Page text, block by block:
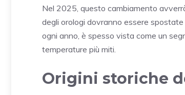
Nel 2025, questo cambiamento
degli orologi dovranno essere
ogni anno, è spesso vista come un
temperature più miti.
Origini storiche